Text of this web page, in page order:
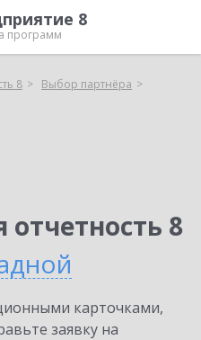
8
программ
8
Выбор партнёра
8
карточками,
заявку на